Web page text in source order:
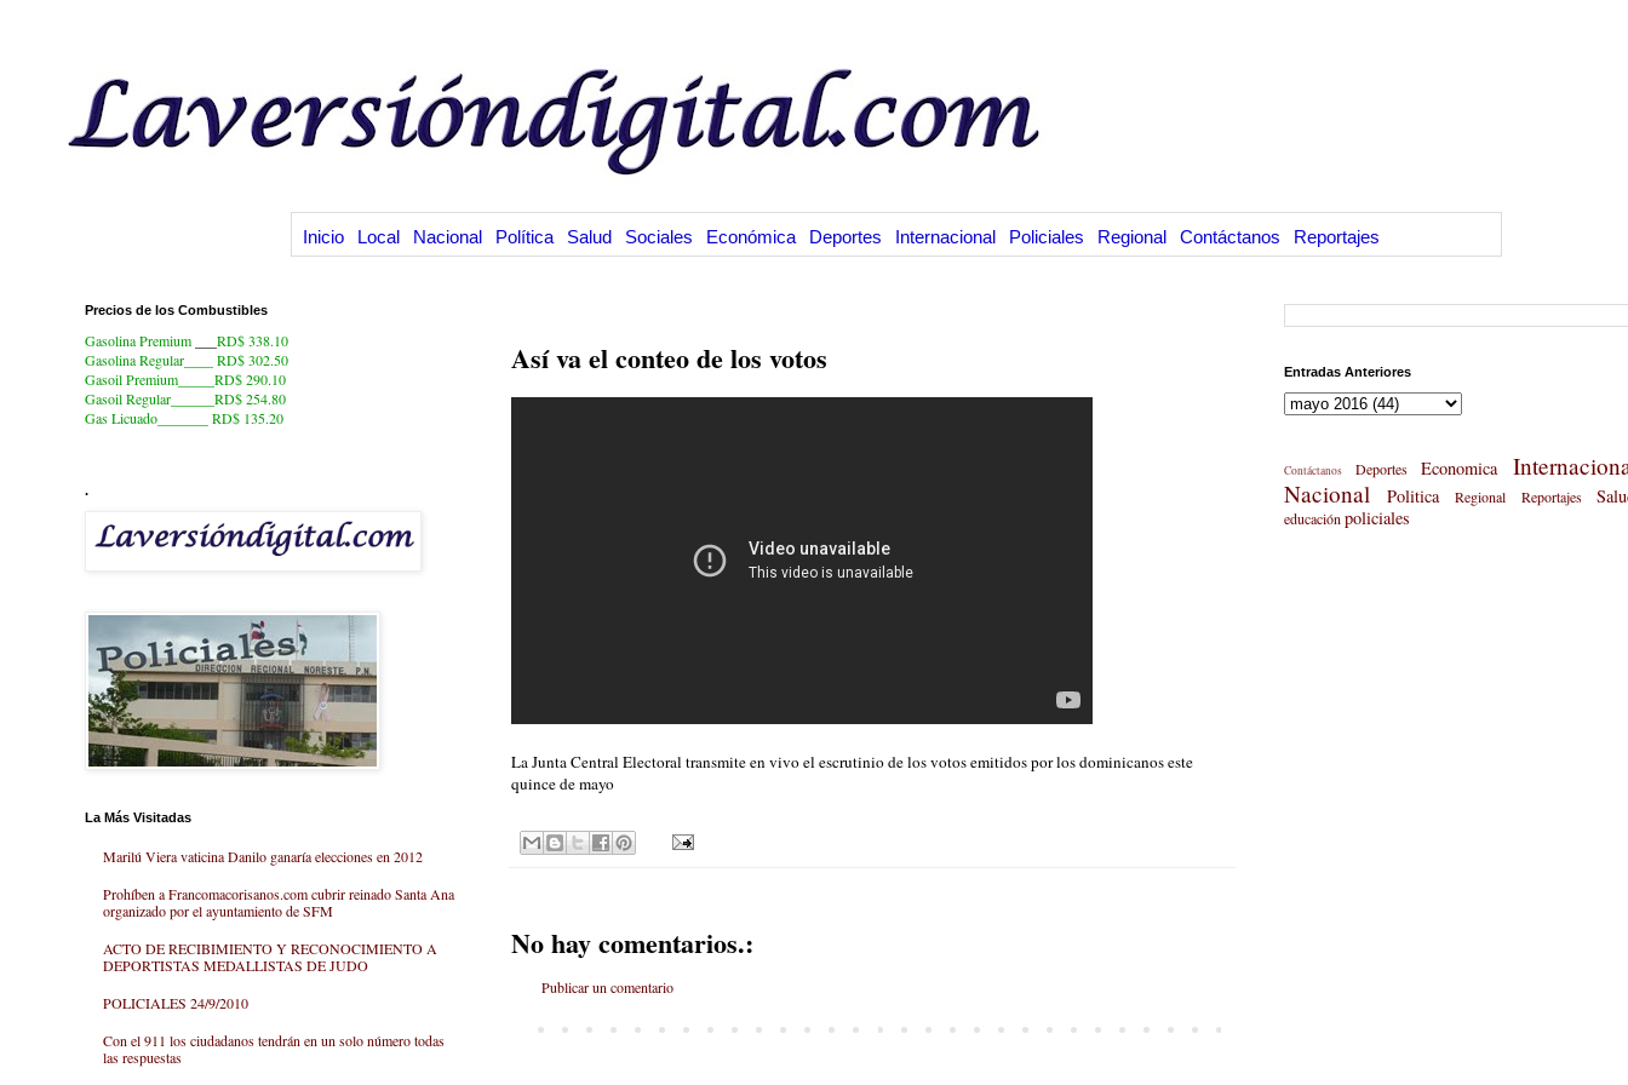
Inicio Local Nacional Política Salud Sociales Económica Deportes Internacional Policiales Regional Contáctanos Reportajes
Así va el conteo de los votos
La Junta Central Electoral transmite en vivo el escrutinio de los votos emitidos por los dominicanos este
quince de mayo
No hay comentarios.:
Publicar un comentario
Precios de los Combustibles
Gasolina Premium
RD$ 338.10
Gasolina Regular____ RD$ 302.50
Gasoil Premium_____RD$ 290.10
Gasoil Regular______RD$ 254.80
Gas Licuado_______
RD$ 135.20
.
La Más Visitadas
Marilú Viera vaticina Danilo ganaría elecciones en 2012
Prohíben a Francomacorisanos.com cubrir reinado Santa Ana
organizado por el ayuntamiento de SFM
ACTO DE RECIBIMIENTO Y RECONOCIMIENTO A
DEPORTISTAS MEDALLISTAS DE JUDO
POLICIALES 24/9/2010
Con el 911 los ciudadanos tendrán en un solo número todas
las respuestas
Entradas Anteriores
Contáctanos Deportes Economica
Nacional
Politica Regional Reportajes
educación policiales